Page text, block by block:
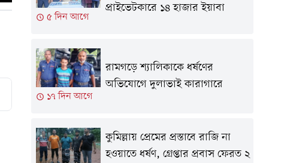
৫ দিন আগে
প্রাইভেটকারে ১৪ হাজার ইয়াবা
১৭ দিন আগে
রামগড়ে শ্যালিকাকে ধর্ষণের
অভিযোগে দুলাভাই কারাগারে
কুমিল্লায় প্রেমের প্রস্তাবে রাজি না
হওয়াতে ধর্ষণ, গ্রেপ্তার প্রবাস ফেরত ২